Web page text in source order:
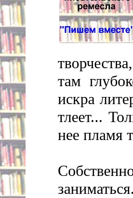
там
искра
тлеет...
нее пламя
заниматься.